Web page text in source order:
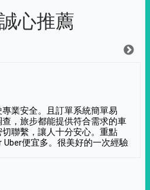
心推薦
業安全。且訂單系統簡單易
，旅步都能提供符合需求的車
聯繫，讓人十分安心。重點
便宜多。很美好的一次經驗